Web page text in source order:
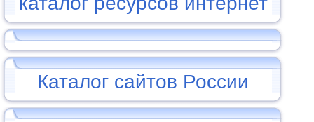
Каталог сайтов России